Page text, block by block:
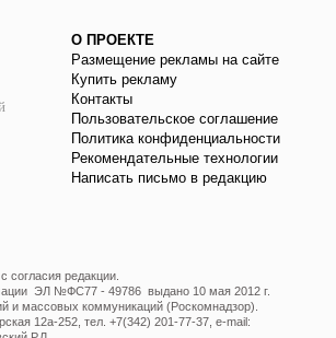
О ПРОЕКТЕ
Размещение рекламы на сайте
Купить рекламу
Контакты
Пользовательское соглашение
Политика конфиденциальности
Рекомендательные технологии
Написать письмо в редакцию
согласия редакции.
ЭЛ №ФС77 - 49786 выдано 10 мая 2012 г.
и массовых коммуникаций (Роскомнадзор).
12а-252, тел. +7(342) 201-77-37, e-mail: